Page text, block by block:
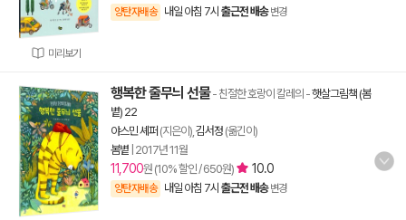
미리보기
양탄자배송 내일 아침 7시 출근전 배송 변경
행복한 줄무늬 선물- 친절한 호랑이 칼레의 -햇살그림책 (봄
볕) 22
야스민 셰퍼 (지은이), 김서정 (옮긴이)
봄볕 2017년 11월
11,700원 (10% 할인 / 650원) 10.0
양탄자배송 내일 아침 7시 출근전 배송 변경